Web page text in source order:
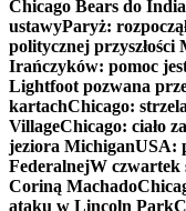
Chicago Bears do
ustawyParyż:
politycznej przyszłości
Irańczyków: pomoc
Lightfoot pozwana
kartachChicago:
VillageChicago: ciało
jeziora MichiganUSA:
FederalnejW czwartek
Coriną Machado
ataku w Lincoln Park